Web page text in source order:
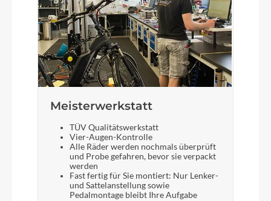
Meisterwerkstatt
TÜV Qualitätswerkstatt
Vier-Augen-Kontrolle
Alle Räder werden nochmals überprüft
und Probe gefahren, bevor sie verpackt
werden
Fast fertig für Sie montiert: Nur Lenker-
und Sattelanstellung sowie
Pedalmontage bleibt Ihre Aufgabe